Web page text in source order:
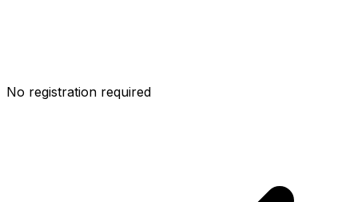
No registration required